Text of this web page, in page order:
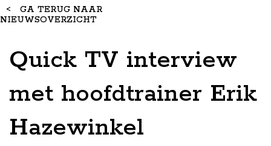
< GA TERUG NAAR
NIEUWSOVERZICHT
Quick TV interview
met hoofdtrainer Erik
Hazewinkel